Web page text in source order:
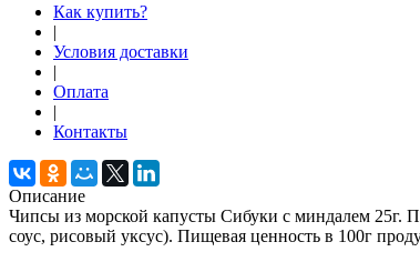
Как купить?
|
Условия доставки
|
Оплата
|
Контакты
Описание
Чипсы из морской капусты Сибуки с миндалем 25г.
соус, рисовый уксус). Пищевая ценность в 100г